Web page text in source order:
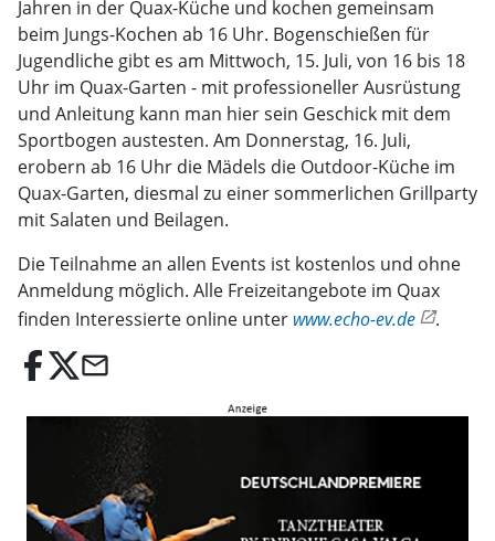
Jahren in der Quax-Küche und kochen gemeinsam
beim Jungs-Kochen ab 16 Uhr. Bogenschießen für
Jugendliche gibt es am Mittwoch, 15. Juli, von 16 bis 18
Uhr im Quax-Garten - mit professioneller Ausrüstung
und Anleitung kann man hier sein Geschick mit dem
Sportbogen austesten. Am Donnerstag, 16. Juli,
erobern ab 16 Uhr die Mädels die Outdoor-Küche im
Quax-Garten, diesmal zu einer sommerlichen Grillparty
mit Salaten und Beilagen.
Die Teilnahme an allen Events ist kostenlos und ohne
Anmeldung möglich. Alle Freizeitangebote im Quax
finden Interessierte online unter www.echo-ev.de .
email